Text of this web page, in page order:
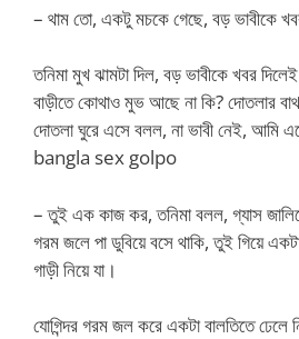
– থাম তো, একটু মচকে গেছে, বড় ভাবীকে
তনিমা মুখ ঝামটা দিল, বড় ভাবীকে খবর
বাড়ীতে কোথাও মুভ আছে না কি? দোতলার
দোতলা ঘুরে এসে বলল, না ভাবী নেই, আমি
bangla sex golpo
– তুই এক কাজ কর, তনিমা বলল, গ্যাস
গরম জলে পা ডুবিয়ে বসে থাকি, তুই গিয়ে
গাড়ী নিয়ে যা।
যোগিন্দর গরম জল করে একটা বালতিতে ঢেলে